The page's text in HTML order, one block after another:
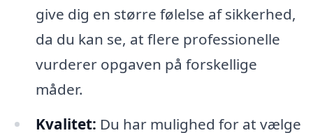
give dig en større følelse af sikkerhed,
da du kan se, at flere professionelle
vurderer opgaven på forskellige
måder.
Kvalitet: Du har mulighed for at vælge